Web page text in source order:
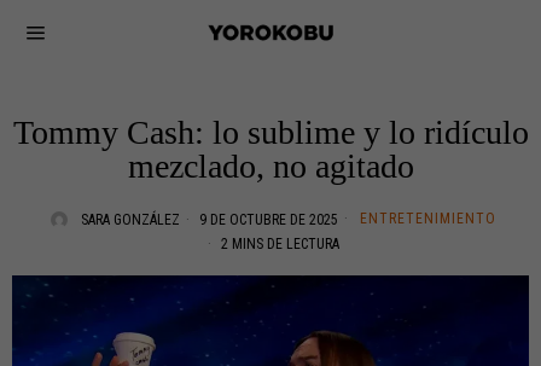
Tommy Cash: lo sublime y lo ridículo
mezclado, no agitado
SARA GONZÁLEZ 9 DE OCTUBRE DE 2025
ENTRETENIMIENTO
2 MINS DE LECTURA